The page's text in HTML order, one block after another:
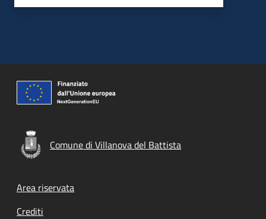
Comune di Villanova del Battista
Footer menu
Area riservata
Crediti